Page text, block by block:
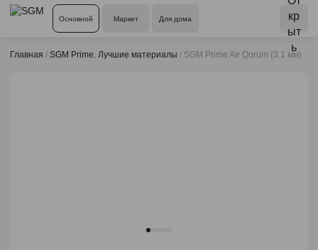
Основной Маркет Для дома
Главная / SGM Prime. Лучшие материалы / SGM Prime Air Qorum (3.1 мм)